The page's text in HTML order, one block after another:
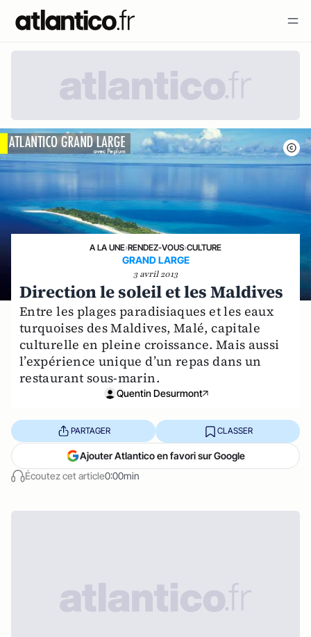
A LA UNE›RENDEZ-VOUS›CULTURE
GRAND LARGE
3 avril 2013
Direction le soleil et les Maldives
Entre les plages paradisiaques et les eaux
turquoises des Maldives, Malé, capitale
culturelle en pleine croissance. Mais aussi
l’expérience unique d’un repas dans un
restaurant sous-marin.
Quentin Desurmont
Écoutez cet article0:00min
PARTAGER CLASSER
Ajouter Atlantico en favori sur Google